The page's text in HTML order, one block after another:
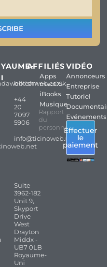
britishweb.co.uk
+44
20
7097
5906
info@ticinoweb.net
Suite
3962-182
Unit 9,
Skyport
Drive
West
Drayton
Middx -
UB7 0LB
Royaume-
Uni
AFFILIÉS
Apps
macOS
iBooks
Musique
Rapport
du
personnel
VIDÉO
Annonceurs
Entreprise
Tutoriel
Evénements
Effectuer
le
paiement